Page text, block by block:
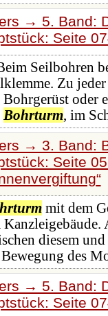
→ 5. Band:
Seite
Seilbohren
Zu
oder
Bohrturm, im
→ 3. Band:
Seite
mit dem
diesem
des
→ 5. Band:
Seite